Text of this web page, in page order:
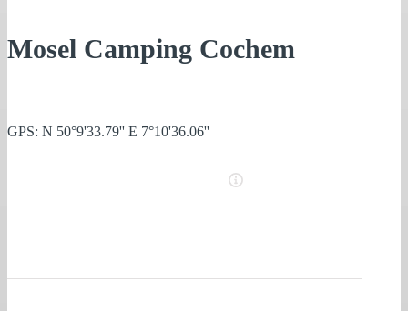
Mosel Camping Cochem
GPS: N 50°9'33.79'' E 7°10'36.06''